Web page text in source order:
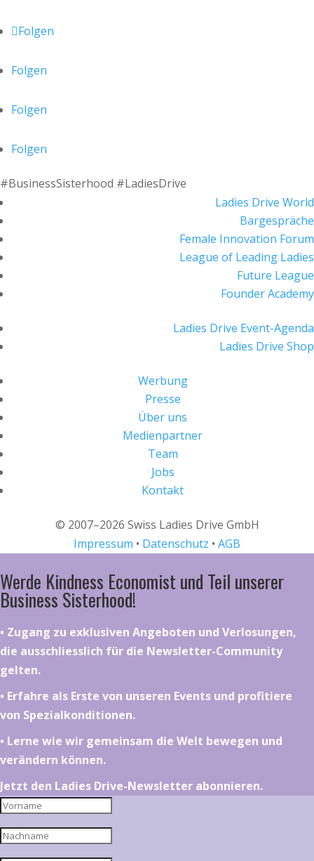
Folgen
Folgen
Folgen
Folgen
#BusinessSisterhood #LadiesDrive
Ladies Drive World
Bargespräche
Female Innovation Forum
League of Leading Ladies
Future League
Founder Academy
Ladies Drive Event-Agenda
Ladies Drive Shop
Werbung
Presse
Über uns
Medienpartner
Team
Jobs
Kontakt
© 2007–2026 Swiss Ladies Drive GmbH
Impressum • Datenschutz • AGB
Werde Kindness Economist und Teil unserer
Business Sisterhood!
•⁠ ⁠⁠Zugang zu exklusiven Angeboten und Verlosungen,
die ausschliesslich für die Newsletter-Community
gelten.
•⁠ ⁠⁠Erfahre als Erste von unseren Events und profitiere
von Spezialkonditionen.
•⁠ ⁠⁠Lerne wie wir gemeinsam die Welt bewegen und
verändern können.
Jetzt den Ladies Drive-Newsletter abonnieren.